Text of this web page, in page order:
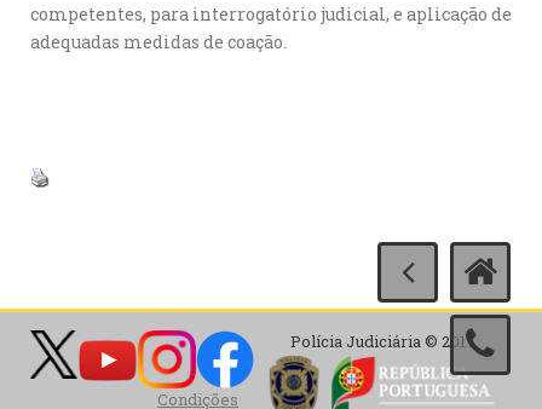
competentes, para interrogatório judicial, e aplicação de
adequadas medidas de coação.
Polícia Judiciária © 2017
Condições